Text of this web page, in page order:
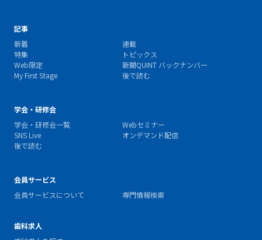
記事
新着
連載
特集
トピックス
Web限定
新聞QUINT バックナンバー
My First Stage
後で読む
学会・研修会
学会・研修会一覧
Webセミナー
SNS Live
オンデマンド配信
後で読む
会員サービス
会員サービスについて
専門情報検索
歯科求人